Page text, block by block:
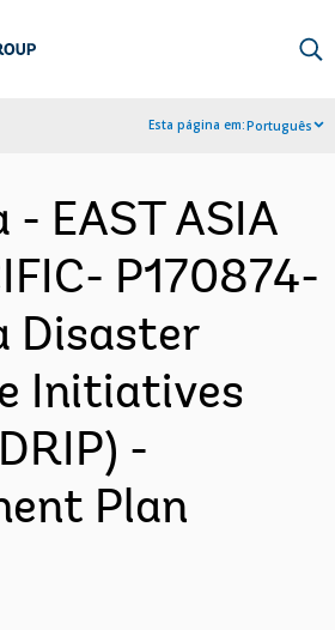
Esta página em:Português
- EAST ASIA
P170874-
Disaster
Initiatives
-
Plan